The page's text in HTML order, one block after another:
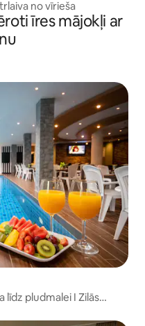
no vīrieša
īres mājokļi ar
līdz pludmalei I Zilās